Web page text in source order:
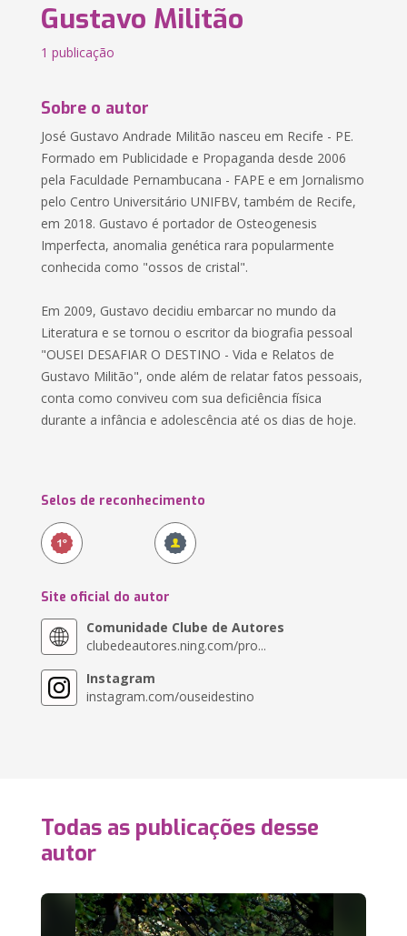
Gustavo Militão
1 publicação
Sobre o autor
José Gustavo Andrade Militão nasceu em Recife - PE.
Formado em Publicidade e Propaganda desde 2006
pela Faculdade Pernambucana - FAPE e em Jornalismo
pelo Centro Universitário UNIFBV, também de Recife,
em 2018. Gustavo é portador de Osteogenesis
Imperfecta, anomalia genética rara popularmente
conhecida como "ossos de cristal".
Em 2009, Gustavo decidiu embarcar no mundo da
Literatura e se tornou o escritor da biografia pessoal
"OUSEI DESAFIAR O DESTINO - Vida e Relatos de
Gustavo Militão", onde além de relatar fatos pessoais,
conta como conviveu com sua deficiência física
durante a infância e adolescência até os dias de hoje.
Selos de reconhecimento
Site oficial do autor
Comunidade Clube de Autores
clubedeautores.ning.com/pro...
Instagram
instagram.com/ouseidestino
Todas as publicações desse
autor